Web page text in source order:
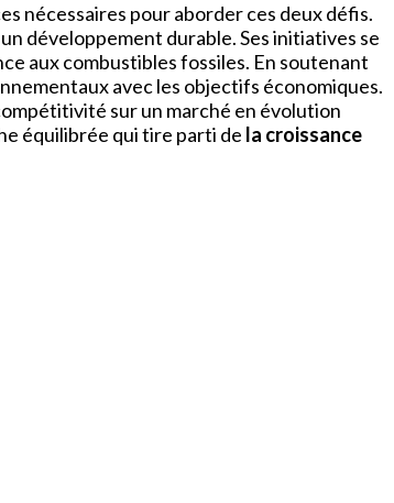
nécessaires pour aborder ces deux défis.
développement durable. Ses initiatives se
aux combustibles fossiles. En soutenant
avec les objectifs économiques.
sur un marché en évolution
équilibrée qui tire parti de la croissance